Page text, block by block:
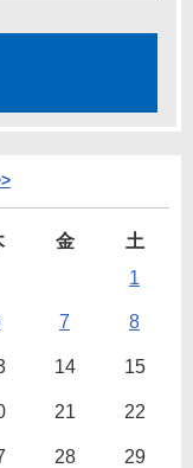
金
土
1
7 8
14 15
21 22
28 29